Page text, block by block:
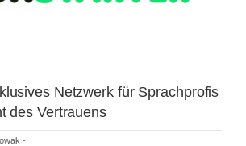
Netzwerk für Sprachprofis
des Vertrauens
-